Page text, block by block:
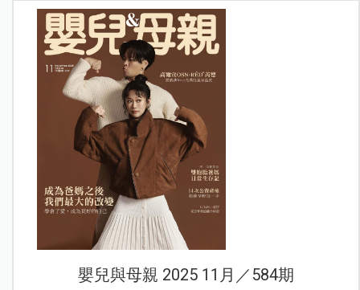
嬰兒與母親 2025 11月／584期